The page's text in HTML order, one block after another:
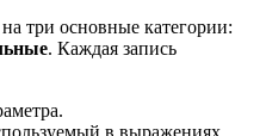
три основные категории:
. Каждая запись
в выражениях.